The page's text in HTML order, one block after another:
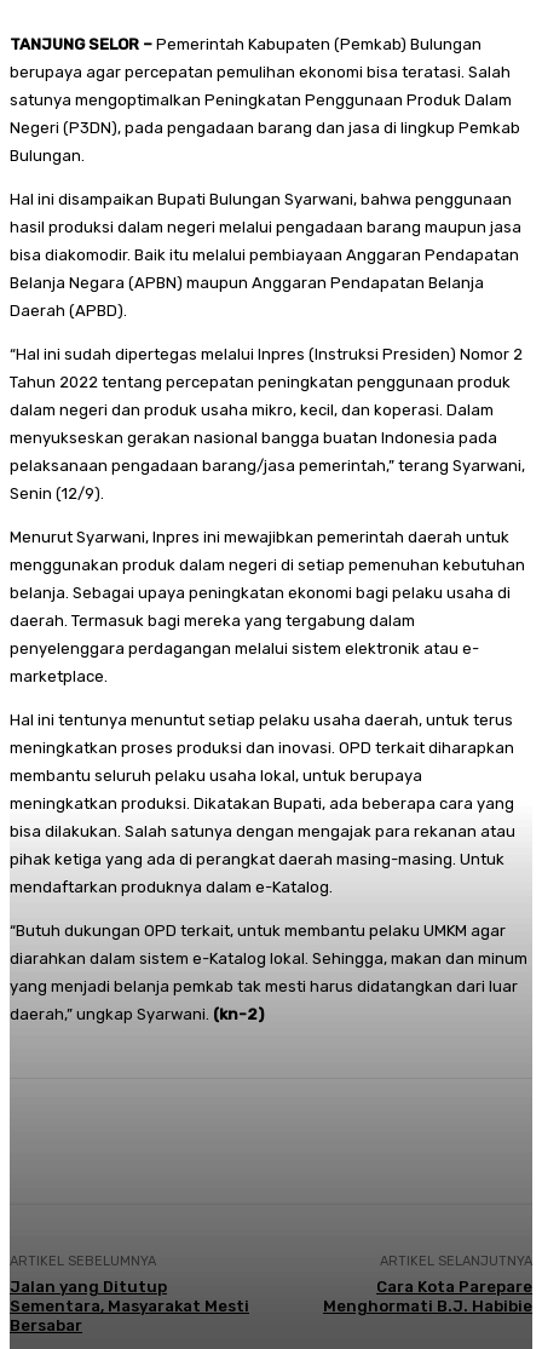
TANJUNG SELOR – Pemerintah Kabupaten (Pemkab) Bulungan
berupaya agar percepatan pemulihan ekonomi bisa teratasi. Salah
satunya mengoptimalkan Peningkatan Penggunaan Produk Dalam
Negeri (P3DN), pada pengadaan barang dan jasa di lingkup Pemkab
Bulungan.
Hal ini disampaikan Bupati Bulungan Syarwani, bahwa penggunaan
hasil produksi dalam negeri melalui pengadaan barang maupun jasa
bisa diakomodir. Baik itu melalui pembiayaan Anggaran Pendapatan
Belanja Negara (APBN) maupun Anggaran Pendapatan Belanja
Daerah (APBD).
“Hal ini sudah dipertegas melalui Inpres (Instruksi Presiden) Nomor 2
Tahun 2022 tentang percepatan peningkatan penggunaan produk
dalam negeri dan produk usaha mikro, kecil, dan koperasi. Dalam
menyukseskan gerakan nasional bangga buatan Indonesia pada
pelaksanaan pengadaan barang/jasa pemerintah,” terang Syarwani,
Senin (12/9).
Menurut Syarwani, Inpres ini mewajibkan pemerintah daerah untuk
menggunakan produk dalam negeri di setiap pemenuhan kebutuhan
belanja. Sebagai upaya peningkatan ekonomi bagi pelaku usaha di
daerah. Termasuk bagi mereka yang tergabung dalam
penyelenggara perdagangan melalui sistem elektronik atau e-
marketplace.
Hal ini tentunya menuntut setiap pelaku usaha daerah, untuk terus
meningkatkan proses produksi dan inovasi. OPD terkait diharapkan
membantu seluruh pelaku usaha lokal, untuk berupaya
meningkatkan produksi. Dikatakan Bupati, ada beberapa cara yang
bisa dilakukan. Salah satunya dengan mengajak para rekanan atau
pihak ketiga yang ada di perangkat daerah masing-masing. Untuk
mendaftarkan produknya dalam e-Katalog.
“Butuh dukungan OPD terkait, untuk membantu pelaku UMKM agar
diarahkan dalam sistem e-Katalog lokal. Sehingga, makan dan minum
yang menjadi belanja pemkab tak mesti harus didatangkan dari luar
daerah,” ungkap Syarwani. (kn-2)
ARTIKEL SEBELUMNYA
Jalan yang Ditutup
Sementara, Masyarakat Mesti
Bersabar
ARTIKEL SELANJUTNYA
Cara Kota Parepare
Menghormati B.J. Habibie